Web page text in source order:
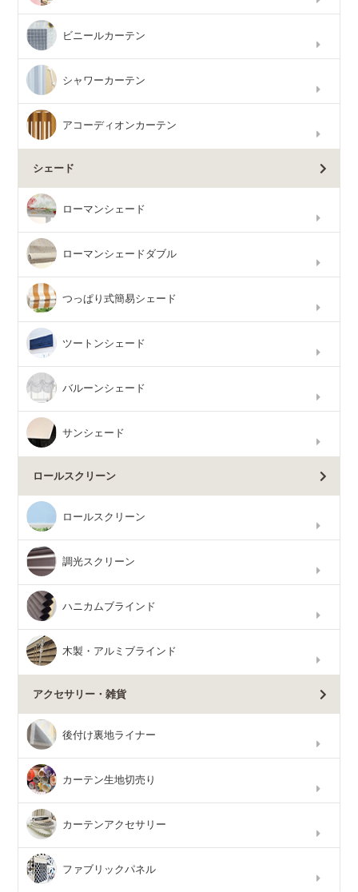
ビニールカーテン
シャワーカーテン
アコーディオンカーテン
シェード
ローマンシェード
ローマンシェードダブル
つっぱり式簡易シェード
ツートンシェード
バルーンシェード
サンシェード
ロールスクリーン
ロールスクリーン
調光スクリーン
ハニカムブラインド
木製・アルミブラインド
アクセサリー・雑貨
後付け裏地ライナー
カーテン生地切売り
カーテンアクセサリー
ファブリックパネル